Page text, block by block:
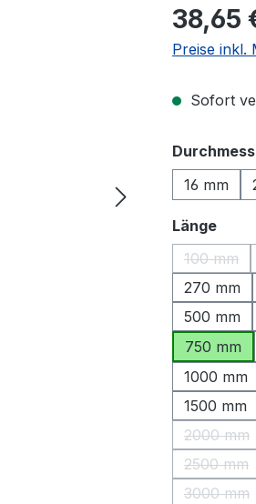
Regulärer
38,65
Preise inkl.
Sofort
16 mm
Länge
100 mm
(Diese
270 mm
500 mm
750 mm
1000 mm
1500 mm
2000 mm
2500 mm
3000 mm